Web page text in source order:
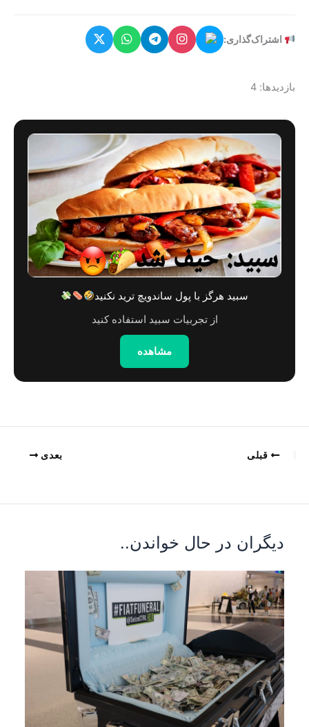
اشتراک‌گذاری:
بازدیدها: 4
سبید هرگز با پول ساندویچ ترید نکنید
از تجربیات سبید استفاده کنید
مشاهده
قبلی بعدی
دیگران در حال خواندن..